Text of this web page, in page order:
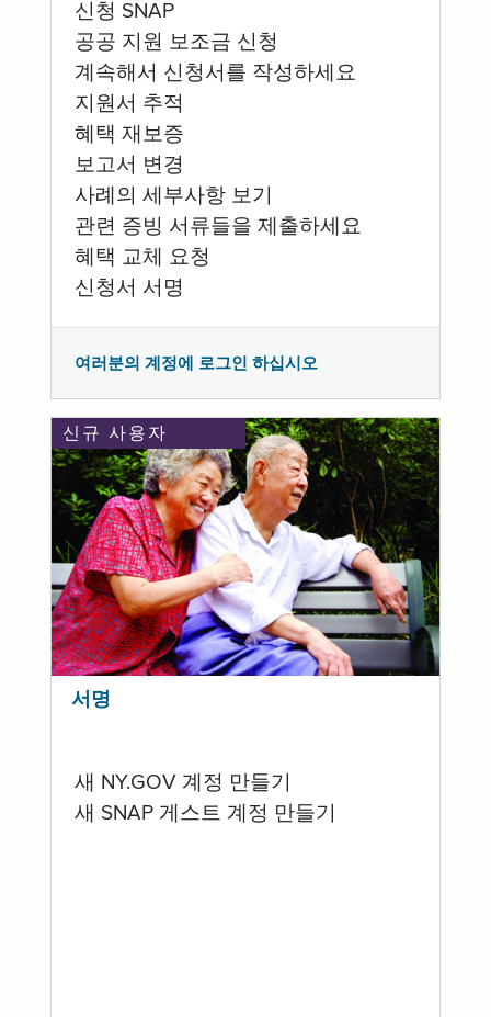
신청 SNAP
공공 지원 보조금 신청
계속해서 신청서를 작성하세요
지원서 추적
혜택 재보증
보고서 변경
사례의 세부사항 보기
관련 증빙 서류들을 제출하세요
혜택 교체 요청
신청서 서명
여러분의 계정에 로그인 하십시오
신규 사용자
서명
새 NY.GOV 계정 만들기
새 SNAP 게스트 계정 만들기